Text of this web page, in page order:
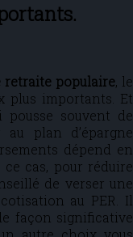
retraite populaire, le
plus importants. Et
pousse souvent de
plan d’épargne
dépend en
cas, pour réduire
de verser une
au PER. Il
façon significative